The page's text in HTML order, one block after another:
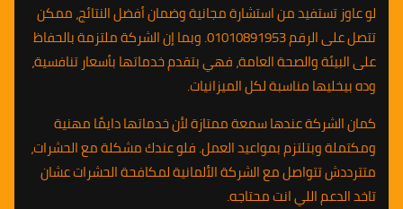
لو عاوز تستفيد من استشارة مجانية وضمان أفضل النتائج، ممكن
تتصل على الرقم 01010891953. وبما إن الشركة ملتزمة بالحفاظ
على البيئة والصحة العامة، فهي بتقدم خدماتها بأسعار تنافسية،
وده بيخليها مناسبة لكل الميزانيات.
كمان الشركة عندها سمعة ممتازة لأن خدماتها دايمًا مهنية
ومكتملة وبتلتزم بمواعيد العمل. فلو عندك مشكلة مع الحشرات،
متترددش تتواصل مع الشركة الألمانية لمكافحة الحشرات عشان
تاخد الدعم اللي انت محتاجه.